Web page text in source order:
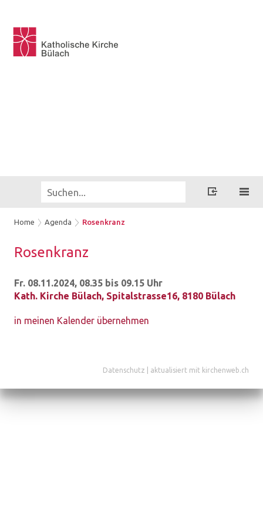
Home Agenda Rosenkranz
Ro­sen­kranz
Fr. 08.11.2024, 08.35 bis 09.15 Uhr
Kath. Kirche Bülach, Spitalstrasse16, 8180 Bülach
in meinen Kalender übernehmen
Datenschutz aktualisiert mit kirchenweb.ch